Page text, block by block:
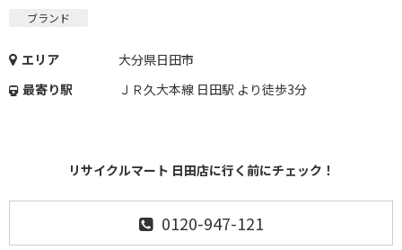
ブランド
エリア
大分県日田市
最寄り駅
ＪＲ久大本線 日田駅 より徒歩3分
リサイクルマート 日田店に行く前にチェック！
0120-947-121